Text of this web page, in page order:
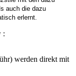
auch die dazu
erlernt.
:
werden direkt mit